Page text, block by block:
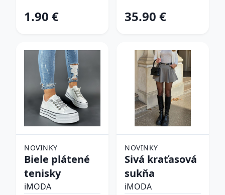
1.90 € 35.90 €
NOVINKY
Biele plátené
tenisky
iMODA
NOVINKY
Sivá kraťasová
sukňa
iMODA